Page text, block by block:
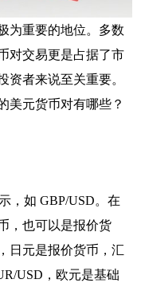
为重要的地位。多数
对交易更是占据了市
资者来说至关重要。
美元货币对有哪些？
，如 GBP/USD。在
，也可以是报价货
日元是报价货币，汇
USD，欧元是基础